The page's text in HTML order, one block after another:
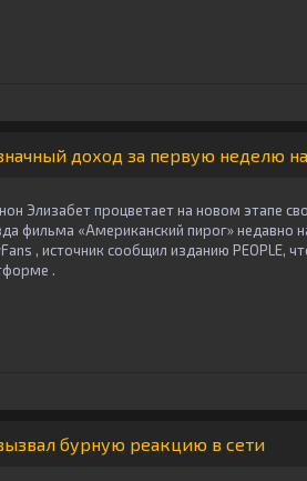
доход за первую неделю
Элизабет процветает на новом этапе
фильма «Американский пирог» недавно
, источник сообщил изданию PEOPLE,
.
бурную реакцию в сети